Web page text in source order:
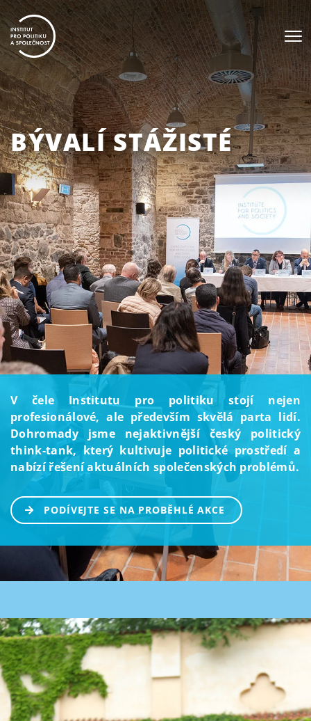
BÝVALÍ STÁŽISTÉ
V čele Institutu pro politiku stojí nejen
profesionálové, ale především skvělá parta lidí.
Dohromady jsme nejaktivnější český politický
think-tank, který kultivuje politické prostředí a
nabízí řešení aktuálních společenských problémů.
PODÍVEJTE SE NA PROBĚHLÉ AKCE